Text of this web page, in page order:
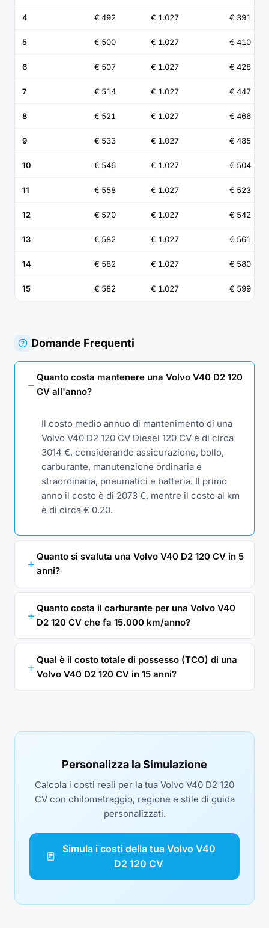
4 € 492 € 1.027 € 391
5 € 500 € 1.027 € 410
6 € 507 € 1.027 € 428
7 € 514 € 1.027 € 447
8 € 521 € 1.027 € 466
9 € 533 € 1.027 € 485
10 € 546 € 1.027 € 504
11 € 558 € 1.027 € 523
12 € 570 € 1.027 € 542
13 € 582 € 1.027 € 561
14 € 582 € 1.027 € 580
15 € 582 € 1.027 € 599
Domande Frequenti
Quanto costa mantenere una Volvo V40 D2 120
CV all'anno?
Il costo medio annuo di mantenimento di una
Volvo V40 D2 120 CV Diesel 120 CV è di circa
3014 €, considerando assicurazione, bollo,
carburante, manutenzione ordinaria e
straordinaria, pneumatici e batteria. Il primo
anno il costo è di 2073 €, mentre il costo al km
è di circa € 0.20.
Quanto si svaluta una Volvo V40 D2 120 CV in 5
anni?
Quanto costa il carburante per una Volvo V40
D2 120 CV che fa 15.000 km/anno?
Qual è il costo totale di possesso (TCO) di una
Volvo V40 D2 120 CV in 15 anni?
Personalizza la Simulazione
Calcola i costi reali per la tua Volvo V40 D2 120
CV con chilometraggio, regione e stile di guida
personalizzati.
Simula i costi della tua Volvo V40
D2 120 CV